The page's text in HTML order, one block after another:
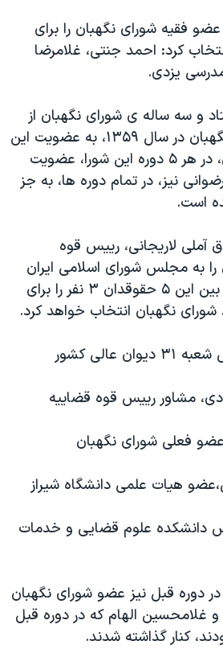
۲۰۲۴
اسرائیل
رهبری ایران
«سی‌پک»
فقيه شورای نگهبان را برای
کرد: احمد جنتی، غلامرضا
يزدی.
و سه ساله ی شورای نگهبان از
زمان تاسيس شورای نگهبان در سال ۱۳۵۹، به عضويت اين
شورا در آمد، و تا کنون، در هر ۵ دوره اين شورا، عضويت
نيز، در تمام دوره ها، به جز
است.
آملی لاريجانی، رييس قوه
به مجلس شورای اسلامی ايران
معرفی کرد. مجلس از بين اين ۵ حقوقدان ۳ نفر را برای
نگهبان انتخاب خواهد کرد.
دانشکده علوم قضايی و خدمات
دوره قبل نيز عضو شورای نگهبان
و غلامحسين الهام که در دوره قبل
کنار گذاشته شدند.